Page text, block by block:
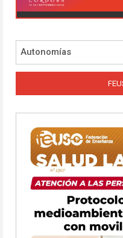
Autonomías